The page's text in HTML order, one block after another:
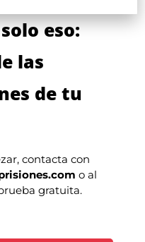
eso:
las
de tu
contacta con
o al
gratuita.